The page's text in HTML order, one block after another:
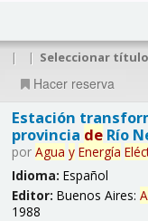
| | Seleccionar
Hacer reserva
Estación
provincia deRío
por Agua y Energía
Idioma: Español
Editor: Buenos Aires:
1988